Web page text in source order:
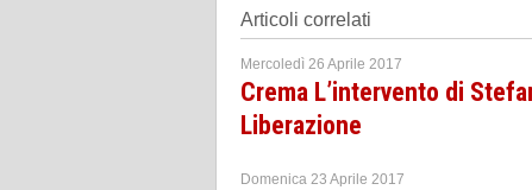
Articoli correlati
Mercoledì 26 Aprile 2017
Crema L’intervento di
Liberazione
Domenica 23 Aprile 2017